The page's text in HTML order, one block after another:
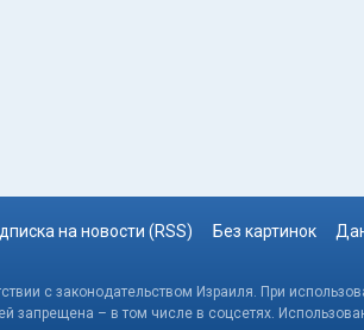
на новости (RSS) Без картинок
с законодательством Израиля. При
запрещена – в том числе в соцсетях.